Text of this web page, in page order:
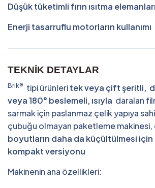
Düşük tüketimli fırın ısıtma elemanları
Enerji tasarruflu motorların kullanımı
TEKNİK DETAYLAR
Brik® tipi ürünleritek veya çift şeritli,
veya 180° beslemeli, ısıyla daralan
sarmak için paslanmaz çelik yapıya
çubuğu olmayan paketleme makinesi,
boyutların daha da küçültülmesi için
kompakt versiyonu
Makinenin ana özellikleri: